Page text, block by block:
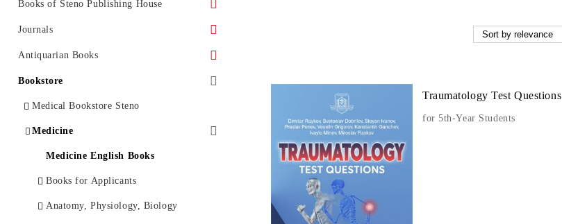
Books of Steno Publishing House
Marine
Technical
Medical
Psychology
Economics
Law and Diplomacy
History
Philosophy
Journals
Health Economics
OtoRhinoLaringology
Ophthalmology
Clinical Psychology
Psychiatry
Mental Health
Antiquarian Books
Science
Art and History
Phylosophy
Fiction
Foreign Language Books
Music Scores
Bookstore
Medical Bookstore Steno
Medicine
Medicine English Books
Books for Applicants
Anatomy, Physiology, Biology
Traumatology Test Questions
for 5th-Year Students